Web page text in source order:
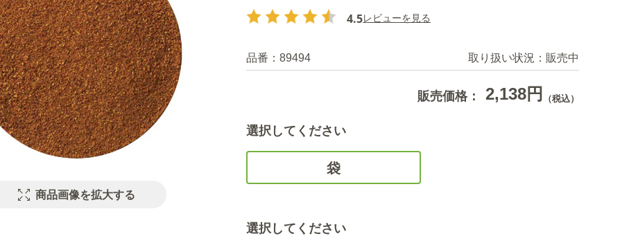
商品画像を拡大する
4.5レビューを見る
品番： 89494 取り扱い状況： 販売中
販売価格： 2,138円 （税込）
選択してください
袋
選択してください